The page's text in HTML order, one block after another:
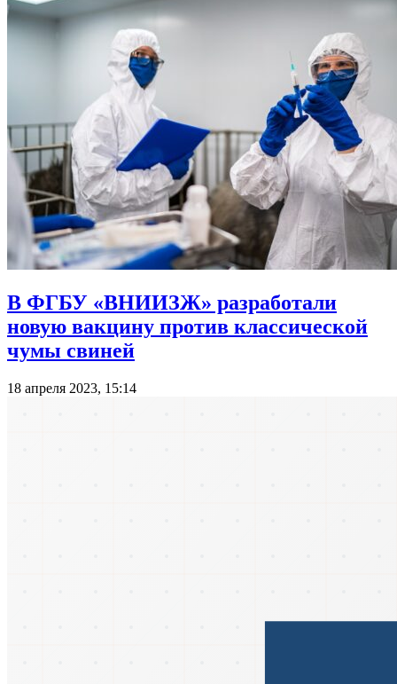
В ФГБУ «ВНИИЗЖ» разработали
новую вакцину против классической
чумы свиней
18 апреля 2023, 15:14